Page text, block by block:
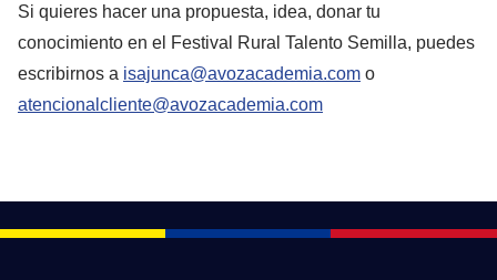
Si quieres hacer una propuesta, idea, donar tu
conocimiento en el Festival Rural Talento Semilla, puedes
escribirnos a isajunca@avozacademia.com o
atencionalcliente@avozacademia.com